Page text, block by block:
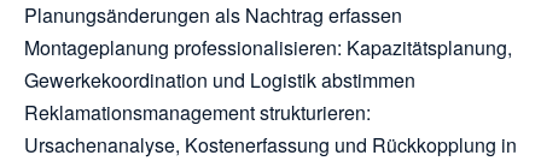
Planungsänderungen als Nachtrag erfassen
Montageplanung professionalisieren: Kapazitätsplanung,
Gewerkekoordination und Logistik abstimmen
Reklamationsmanagement strukturieren:
Ursachenanalyse, Kostenerfassung und Rückkopplung in